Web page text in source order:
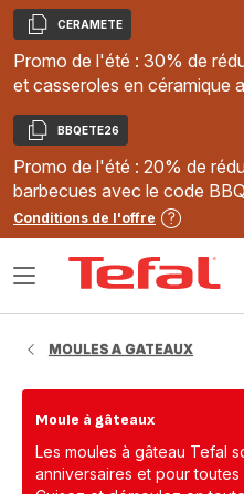
Copier
CERAMETE
Promo de l'été : 30% de
et casseroles en céramique
Copier
BBQETE26
Promo de l'été : 20% de
barbecues avec le code
Conditions de l'offre
Ouvrir
MOULES A GATEAUX
Moule à gâteaux
Les moules à gâteau Tefal
anniversaires et pour